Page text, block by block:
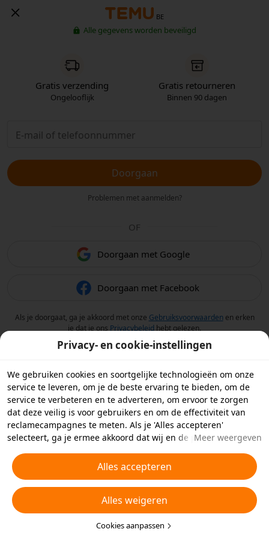
BE
Alle gegevens worden beveiligd
Gratis verzending
Ongelooflijk
Gratis retourneren
Binnen 90 dagen
Doorgaan
Problemen met aanmelden?
OF
Doorgaan met Google
Doorgaan met Facebook
Als je doorgaat, ga je akkoord met onze Gebruiksvoorwaarden en erken
je dat je ons Privacybeleid hebt gelezen.
Privacy- en cookie-instellingen
We gebruiken cookies en soortgelijke technologieën om onze
service te leveren, om je de beste ervaring te bieden, om de
service te verbeteren en te adverteren, om ervoor te zorgen
dat deze veilig is voor gebruikers en om de effectiviteit van
reclamecampagnes te meten. Als je 'Alles accepteren'
selecteert, ga je ermee akkoord dat wij en de partners
technologieën op je apparaat opslaan voor
reclamedoeleinden. Je kunt ook kiezen welke typen cookies je
wilt toestaan of afwijzen door hieronder of in je
privacyinstellingen op 'Cookies aanpassen' te klikken.
Raadpleeg voor meer informatie onsBeleid inzake cookies en
soortgelijke technologieën.
Meer weergeven
Alles accepteren
Alles weigeren
Cookies aanpassen